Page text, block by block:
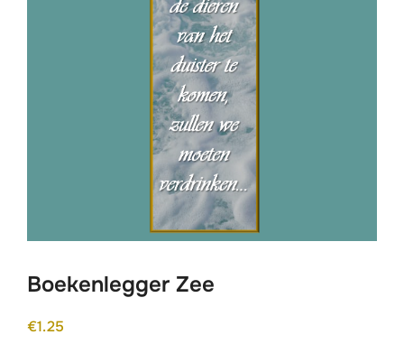
Boekenlegger Zee
€1.25